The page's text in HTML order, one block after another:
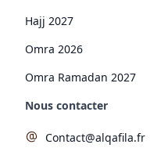
Hajj 2027
Omra 2026
Omra Ramadan 2027
Nous contacter
Contact@alqafila.fr